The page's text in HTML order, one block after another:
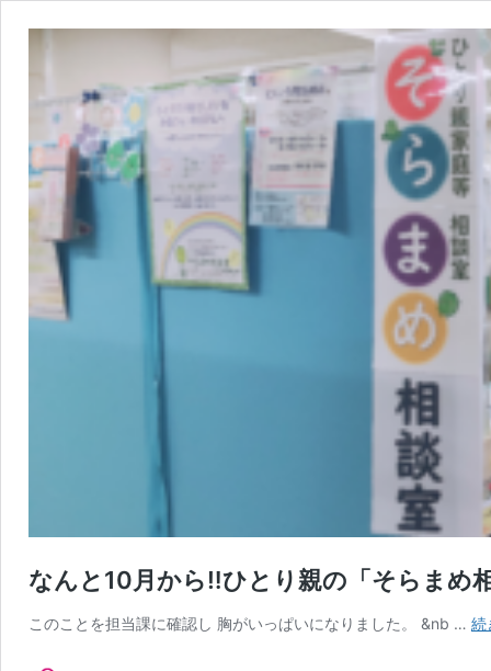
なんと10月から‼︎ひとり親の「そらまめ
このことを担当課に確認し 胸がいっぱいになりました。 &nb … 続